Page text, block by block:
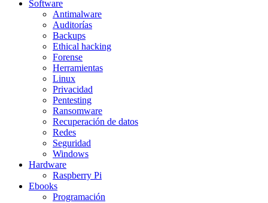
Software
Antimalware
Auditorías
Backups
Ethical hacking
Forense
Herramientas
Linux
Privacidad
Pentesting
Ransomware
Recuperación de datos
Redes
Seguridad
Windows
Hardware
Raspberry Pi
Ebooks
Programación
Privacidad y cookies: este sitio web emplea cookies para ofrecerte la mejor
experiencia de navegación. Al hacer clic en Aceptar aceptas su instalación en tu
navegador. Visita la Política de Cookies para más información.